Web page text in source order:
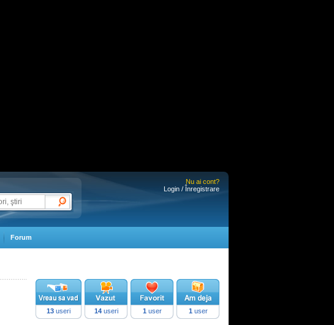
Nu ai cont?
Login / Înregistrare
Forum
13 useri 14useri 1 user 1 user